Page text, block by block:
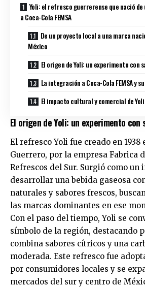
Yoli: el refresco guerrerense que nació
a Coca-Cola FEMSA
De un proyecto local a una marca
México
El origen de Yoli: un experimento con
La integración a Coca-Cola FEMSA y
El impacto cultural y comercial de Yoli
El origen de Yoli: un experimento con
El refresco Yoli fue creado en 1938
Guerrero, por la empresa Fabrica
Refrescos del Sur. Surgió como un
desarrollar una bebida gaseosa
naturales y sabores frescos,
las marcas dominantes en ese
Con el paso del tiempo, Yoli se
símbolo de la región, destacando
combina sabores cítricos y una
moderada. Este refresco fue
por consumidores locales y se
mercados del sur y centro de